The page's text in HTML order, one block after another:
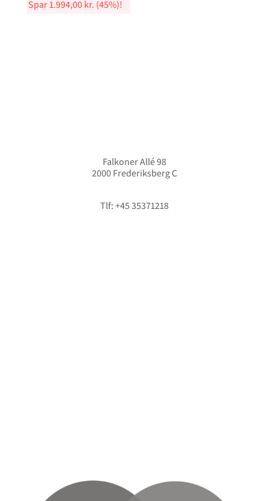
Spar1.994,00kr. (45%)!
Falkoner Allé 98
2000 Frederiksberg C
Tlf: +45 35371218